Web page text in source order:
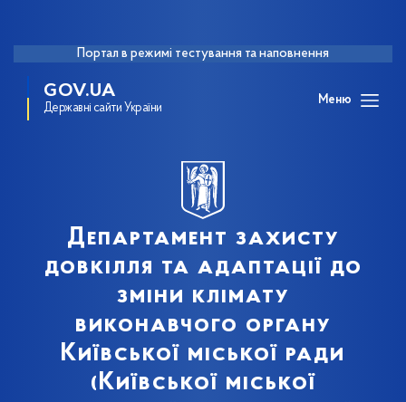
Портал в режимі тестування та наповнення
GOV.UA
Державні сайти України
Меню
Департамент захисту
довкілля та адаптації до
зміни клімату
виконавчого органу
Київської міської ради
(Київської міської